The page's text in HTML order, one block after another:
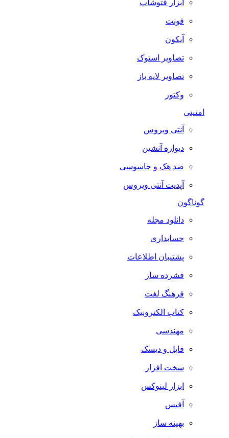
ابزار فتوشاپ
فونت
آیکون
تصاویر استوک
تصاویر لایه باز
وکتور
امنیتی
آنتی ویروس
دیواره آتشین
ضد هک و جاسوسی
آپدیت آنتی ویروس
گوناگون
دانلود مجله
حسابداری
پشتیبان اطلاعات
فشرده ساز
فرهنگ لغت
کتاب الکترونیک
مهندسی
فایل و دیسک
سخت افزار
ابزار لینوکس
آفیس
بهینه ساز